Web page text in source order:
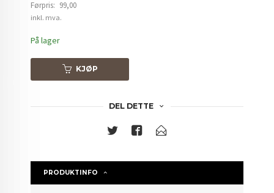
Førpris: 99,00
Rabatt
inkl. mva.
På lager
KJØP
DEL DETTE
PRODUKTINFO